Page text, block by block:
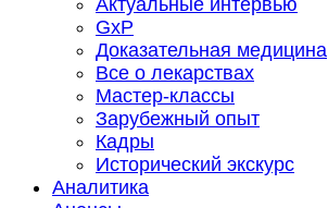
Актуальные интервью
GxP
Доказательная медицина
Все о лекарствах
Мастер-классы
Зарубежный опыт
Кадры
Исторический экскурс
Аналитика